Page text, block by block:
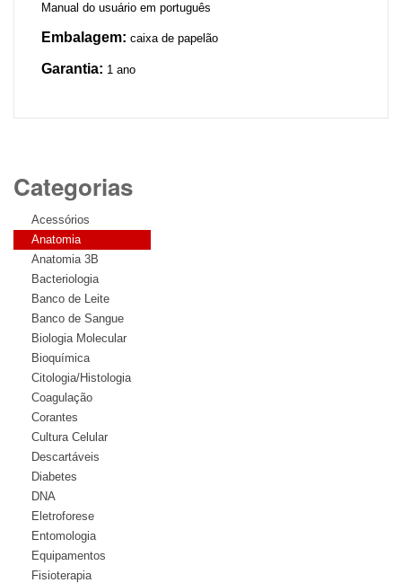
Manual do usuário em português
Embalagem: caixa de papelão
Garantia: 1 ano
Categorias
Acessórios
Anatomia
Anatomia 3B
Bacteriologia
Banco de Leite
Banco de Sangue
Biologia Molecular
Bioquímica
Citologia/Histologia
Coagulação
Corantes
Cultura Celular
Descartáveis
Diabetes
DNA
Eletroforese
Entomologia
Equipamentos
Fisioterapia